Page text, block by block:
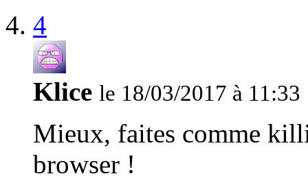
4
Klice le 18/03/2017 à 11:33
Mieux, faites comme
browser !